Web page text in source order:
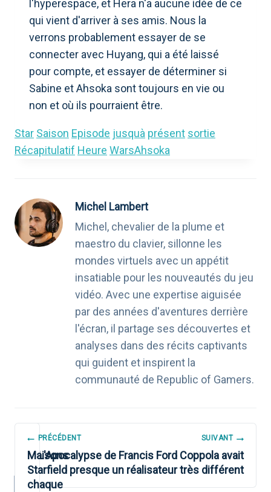
l'hyperespace, et Hera n'a aucune idée de ce
qui vient d'arriver à ses amis. Nous la
verrons probablement essayer de se
connecter avec Huyang, qui a été laissé
pour compte, et essayer de déterminer si
Sabine et Ahsoka sont toujours en vie ou
non et où ils pourraient être.
Star Saison Episode jusquà présent sortie
Récapitulatif Heure WarsAhsoka
Michel Lambert
Michel, chevalier de la plume et
maestro du clavier, sillonne les
mondes virtuels avec un appétit
insatiable pour les nouveautés du jeu
vidéo. Avec une expertise aiguisée
par des années d'aventures derrière
l'écran, il partage ses découvertes et
analyses dans des récits captivants
qui guident et inspirent la
communauté de Republic of Gamers.
NAVIGATION
DE
L’ARTICLE
PRÉCÉDENT
Maisons
Starfield :
chaque
SUIVANT
L'Apocalypse de Francis Ford Coppola avait
presque un réalisateur très différent